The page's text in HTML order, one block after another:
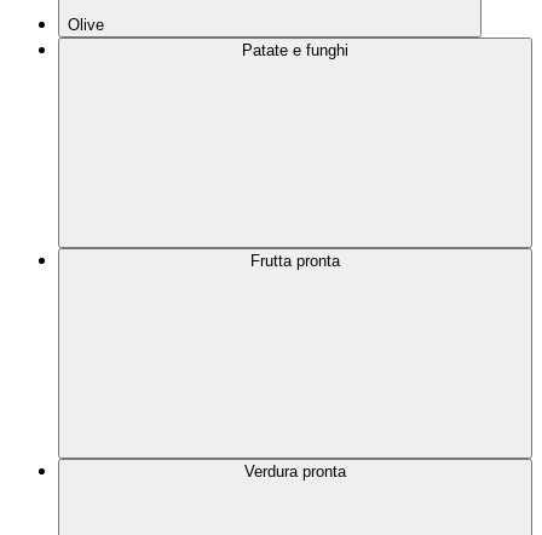
Olive
Patate e funghi
Frutta pronta
Verdura pronta